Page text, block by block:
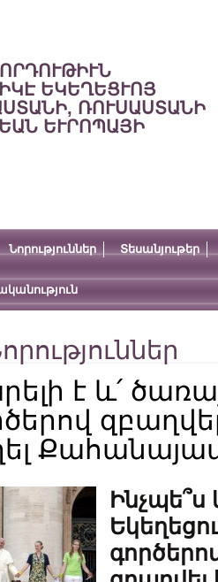
ԵԿԵՂԵՑՒՈՅ
ՌՈՒՍԱՍՏԱՆԻ
ԵՒՐՈՊԱՅԻ
Նորություններ Տեսանյութեր
է և՛
Ինչպե՞ս